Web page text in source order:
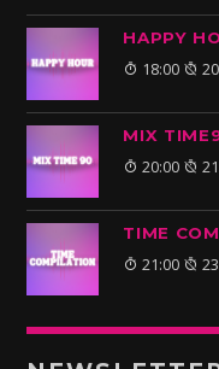
HAPPY
18:00
MIX
20:00
TIME
21:00